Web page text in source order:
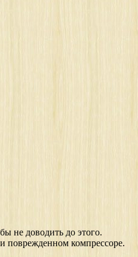
не доводить до этого.
поврежденном компрессоре.